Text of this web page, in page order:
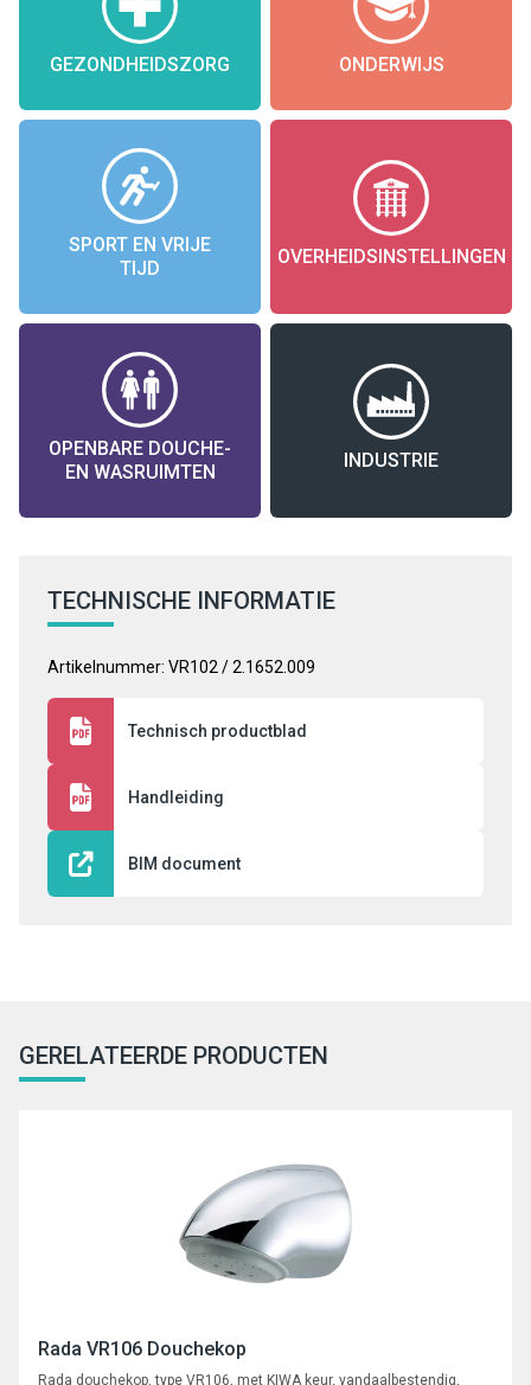
GEZONDHEIDSZORG ONDERWIJS
SPORT EN VRIJE
TIJD
OVERHEIDSINSTELLINGEN
OPENBARE DOUCHE-
EN WASRUIMTEN
INDUSTRIE
TECHNISCHE INFORMATIE
Artikelnummer: VR102 / 2.1652.009
Technisch productblad
Handleiding
BIM document
GERELATEERDE PRODUCTEN
Rada VR106 Douchekop
Rada douchekop, type VR106, met KIWA keur, vandaalbestendig,